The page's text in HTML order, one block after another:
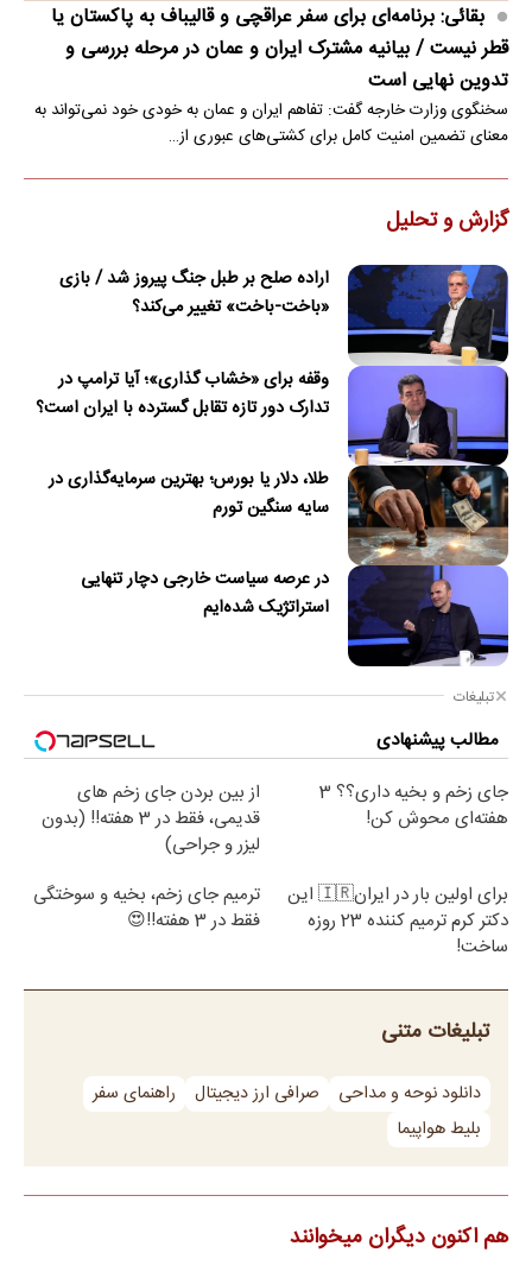
بقائی: برنامه‌ای برای سفر عراقچی و قالیباف به پاکستان یا
قطر نیست / بیانیه مشترک ایران و عمان در مرحله بررسی و
تدوین نهایی است
سخنگوی وزارت خارجه گفت: تفاهم ایران و عمان به خودی خود نمی‌تواند به
معنای تضمین امنیت کامل برای کشتی‌های عبوری از…
گزارش و تحلیل
اراده صلح بر طبل جنگ پیروز شد / بازی
«باخت-باخت» تغییر می‌کند؟
وقفه برای «خشاب گذاری»؛ آیا ترامپ در
تدارک دور تازه تقابل گسترده با ایران است؟
طلا، دلار یا بورس؛ بهترین سرمایه‌گذاری در
سایه سنگین تورم
در عرصه سیاست خارجی دچار تنهایی
استراتژیک شده‌ایم
تبلیغات
مطالب پیشنهادی
جای زخم و بخیه داری؟؟ 3
هفته‌ای محوش کن!
از بین بردن جای زخم های
قدیمی، فقط در 3 هفته!! (بدون
لیزر و جراحی)
برای اولین بار در ایران🇮🇷 این
دکتر کرم ترمیم کننده 23 روزه
ساخت!
ترمیم جای زخم، بخیه و سوختگی
فقط در 3 هفته!!😍
تبلیغات متنی
دانلود نوحه و مداحی صرافی ارز دیجیتال
راهنمای سفر
بلیط هواپیما
هم اکنون دیگران میخوانند